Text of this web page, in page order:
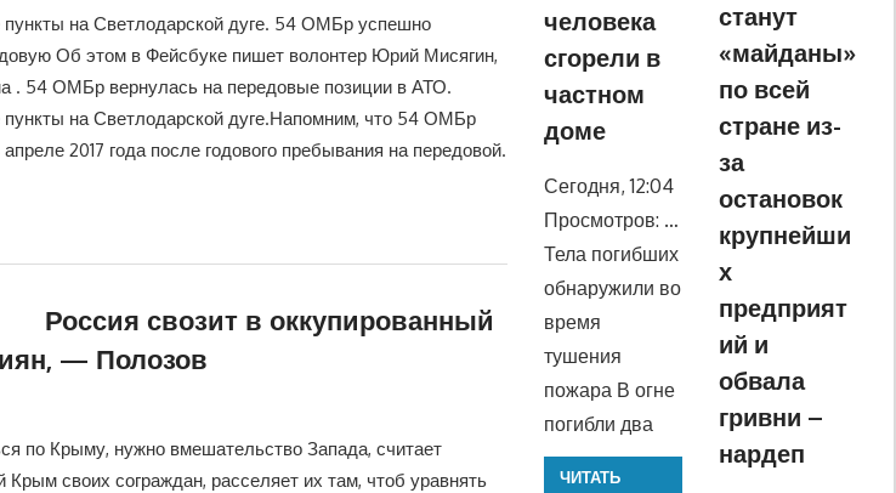
на Светлодарской дуге. 54 ОМБр успешно
Об этом в Фейсбуке пишет волонтер Юрий Мисягин,
. 54 ОМБр вернулась на передовые позиции в АТО.
на Светлодарской дуге.Напомним, что 54 ОМБр
2017 года после годового пребывания на передовой.
Россия свозит в оккупированный
— Полозов
по Крыму, нужно вмешательство Запада, считает
Крым своих сограждан, расселяет их там, чтоб уравнять
человека
сгорели в
частном
доме
Сегодня, 12:04
Просмотров: …
Тела погибших
обнаружили во
время
тушения
пожара В огне
погибли два
ЧИТАТЬ
станут
«майданы»
по всей
стране из-
за
остановок
крупнейши
х
предприят
ий и
обвала
гривни –
нардеп